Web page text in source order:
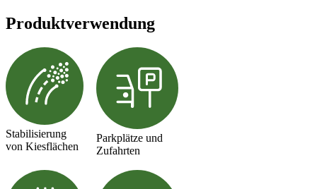
Produktverwendung
Stabilisierung
von Kiesflächen
Parkplätze und
Zufahrten